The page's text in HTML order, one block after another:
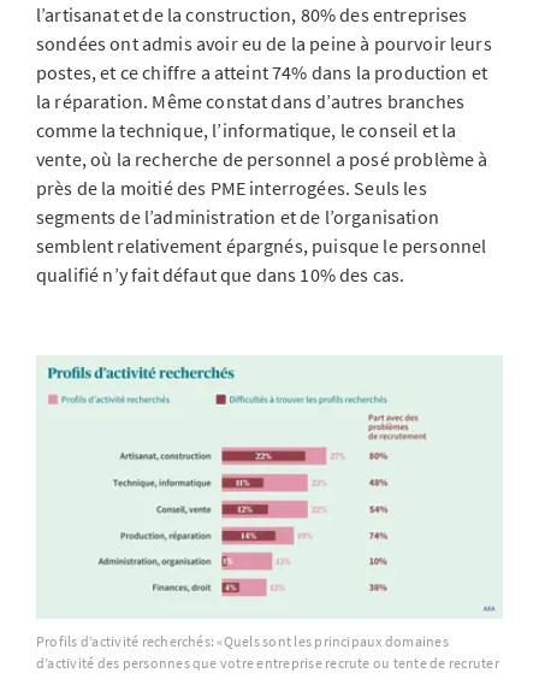
l’artisanat et de la construction, 80% des entreprises
sondées ont admis avoir eu de la peine à pourvoir leurs
postes, et ce chiffre a atteint 74% dans la production et
la réparation. Même constat dans d’autres branches
comme la technique, l’informatique, le conseil et la
vente, où la recherche de personnel a posé problème à
près de la moitié des PME interrogées. Seuls les
segments de l’administration et de l’organisation
semblent relativement épargnés, puisque le personnel
qualifié n’y fait défaut que dans 10% des cas.
Profils d’activité recherchés: «Quels sont les principaux domaines
d’activité des personnes que votre entreprise recrute ou tente de recruter